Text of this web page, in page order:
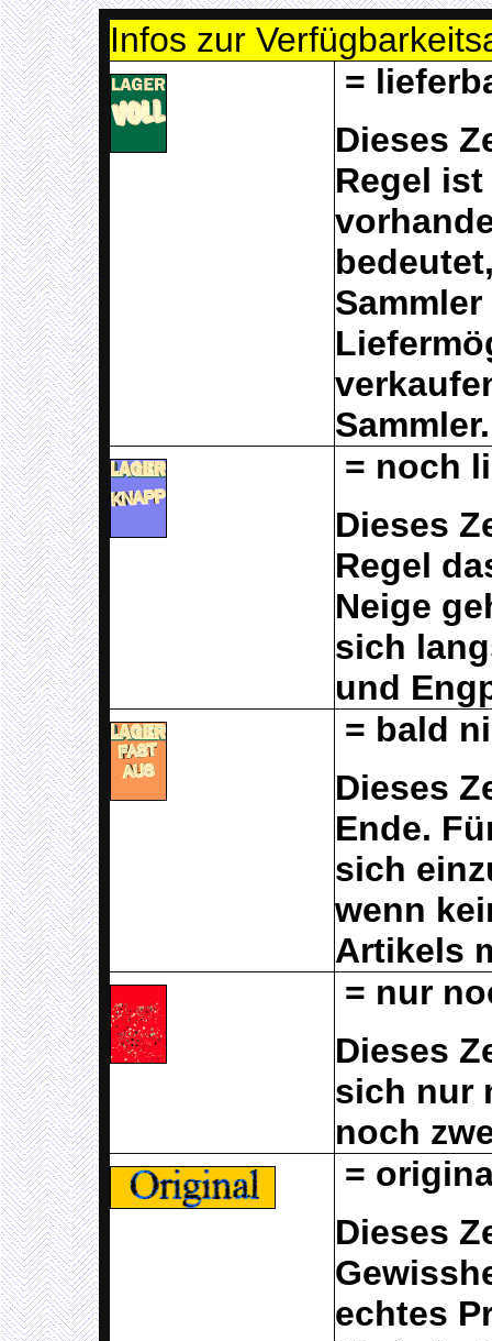
Infos zur
=
Dieses
Regel
Sammler.
= noch
Dieses
Regel
Neige
sich
und
= bald
Dieses
Ende.
sich
wenn
Artikels
= nur
Dieses
sich nur
noch
=
Dieses
echtes